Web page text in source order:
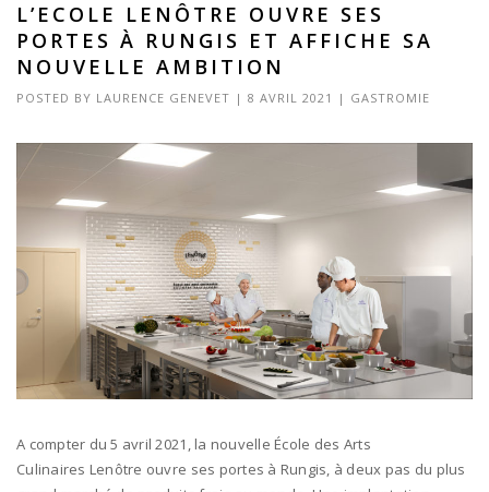
L’ECOLE LENÔTRE OUVRE SES
PORTES À RUNGIS ET AFFICHE SA
NOUVELLE AMBITION
POSTED BY LAURENCE GENEVET | 8 AVRIL 2021 | GASTROMIE
A compter du 5 avril 2021, la nouvelle École des Arts
Culinaires Lenôtre ouvre ses portes à Rungis, à deux pas du plus